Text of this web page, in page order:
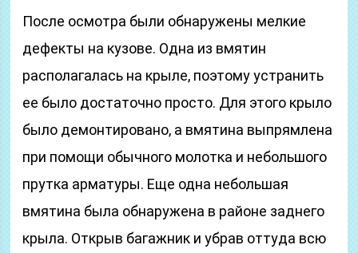
После осмотра были обнаружены мелкие
дефекты на кузове. Одна из вмятин
располагалась на крыле, поэтому устранить
ее было достаточно просто. Для этого крыло
было демонтировано, а вмятина выпрямлена
при помощи обычного молотка и небольшого
прутка арматуры. Еще одна небольшая
вмятина была обнаружена в районе заднего
крыла. Открыв багажник и убрав оттуда всю